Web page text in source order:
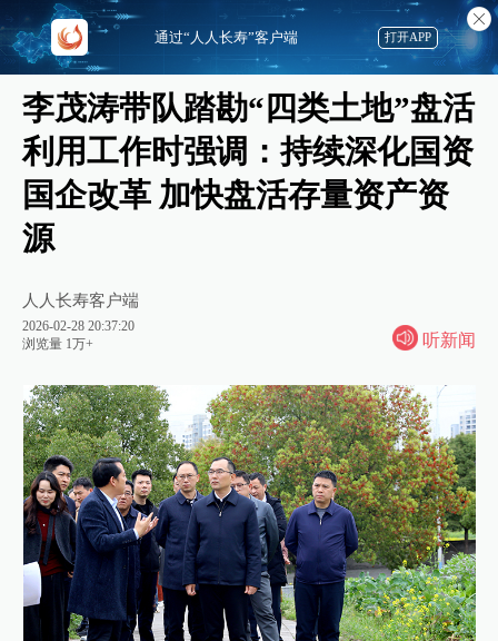
李茂涛带队踏勘“四类土地”盘活
利用工作时强调：持续深化国资
国企改革 加快盘活存量资产资
源
人人长寿客户端
2026-02-28 20:37:20
浏览量 1万+
听新闻
通过“人人长寿”客户端 打开APP